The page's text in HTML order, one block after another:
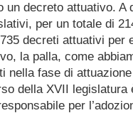
un decreto attuativo. A
per un totale di
decreti attuativi per
la palla, come
nella fase di
della XVII legislatura
per